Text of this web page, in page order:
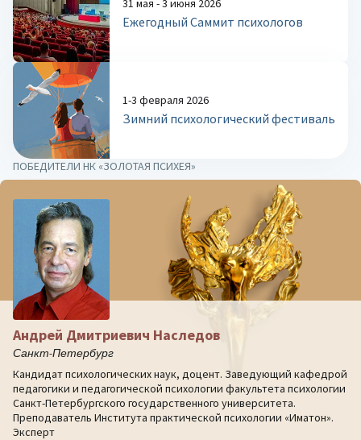
31 мая - 3 июня 2026
Ежегодный Саммит психологов
1-3 февраля 2026
Зимний психологический фестиваль
ПОБЕДИТЕЛИ НК «ЗОЛОТАЯ ПСИХЕЯ»
Андрей Дмитриевич Наследов
Санкт-Петербург
Кандидат психологических наук, доцент. Заведующий кафедрой
педагогики и педагогической психологии факультета психологии
Санкт-Петербургского государственного университета.
Преподаватель Института практической психологии «Иматон».
Эксперт